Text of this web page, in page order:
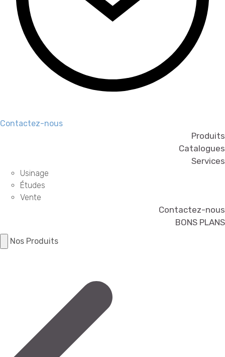
Contactez-nous
Produits
Catalogues
Services
Usinage
Études
Vente
Contactez-nous
BONS PLANS
Nos Produits